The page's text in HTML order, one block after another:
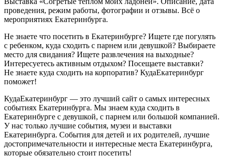
проведения, режим работы, фотографии и отзывы. Всё о
мероприятиях Екатеринбурга.
Не знаете что посетить в Екатеринбурге? Ищете где погулять
с ребенком, куда сходить с парнем или девушкой? Выбираете
место для свидания? Ищете развлечения на выходные?
Интересуетесь активным отдыхом? Посещаете выставки?
Не знаете куда сходить на корпоратив? КудаЕкатеринбург
поможет!
КудаЕкатеринбург — это лучший сайт о самых интересных
событиях Екатеринбурга. Мы знаем куда сходить в
Екатеринбурге с девушкой, с парнем или большой компанией.
У нас только лучшие события, музеи и выставки
Екатеринбурга. События для детей и их родителей, лучшие
достопримечательности и интересные места Екатеринбурга,
которые обязательно стоит посетить!